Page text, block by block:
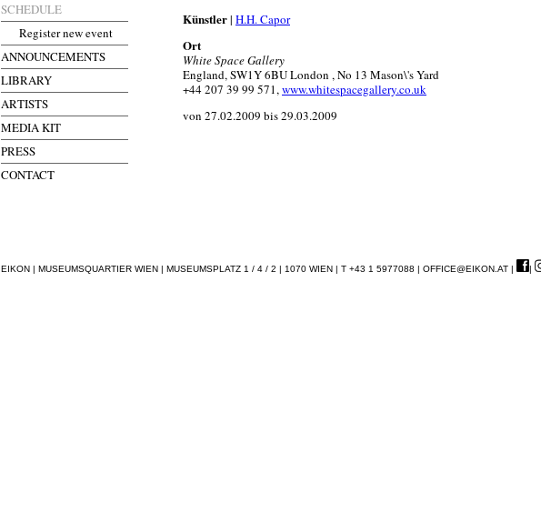
SCHEDULE
Register new event
ANNOUNCEMENTS
LIBRARY
ARTISTS
MEDIA KIT
PRESS
CONTACT
Künstler| H.H. Capor
Ort
White Space Gallery
England, SW1Y 6BU London , No 13 Mason\'s Yard
+44 207 39 99 571,www.whitespacegallery.co.uk
von 27.02.2009 bis 29.03.2009
EIKON | MUSEUMSQUARTIER WIEN | MUSEUMSPLATZ 1 / 4 / 2 | 1070 WIEN | T +43 1 5977088 | OFFICE@EIKON.AT | |